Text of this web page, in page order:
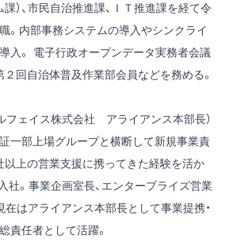
）、市民自治推進課、ＩＴ推進課を経て令
。内部事務システムの導入やシンクライ
入。 電子行政オープンデータ実務者会議
２回自治体普及作業部会員などを務める。
フェイス株式会社 アライアンス本部長）
一部上場グループと横断して新規事業責
以上の営業支援に携ってきた経験を活か
社。事業企画室長、エンタープライズ営業
在はアライアンス本部長として事業提携・
責任者として活躍。